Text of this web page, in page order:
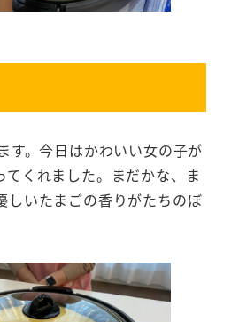
す。今日はかわいい女の子が
てくれました。まだかな、ま
いたまごの香りがたちのぼ